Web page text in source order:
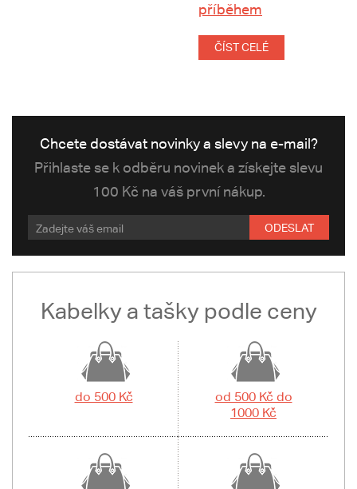
příběhem
ČÍST CELÉ
Chcete dostávat novinky a slevy na e-mail?
Přihlaste se k odběru novinek a získejte slevu
100 Kč na váš první nákup.
ODESLAT
Kabelky a tašky podle ceny
do 500 Kč
od 500 Kč do
1000 Kč